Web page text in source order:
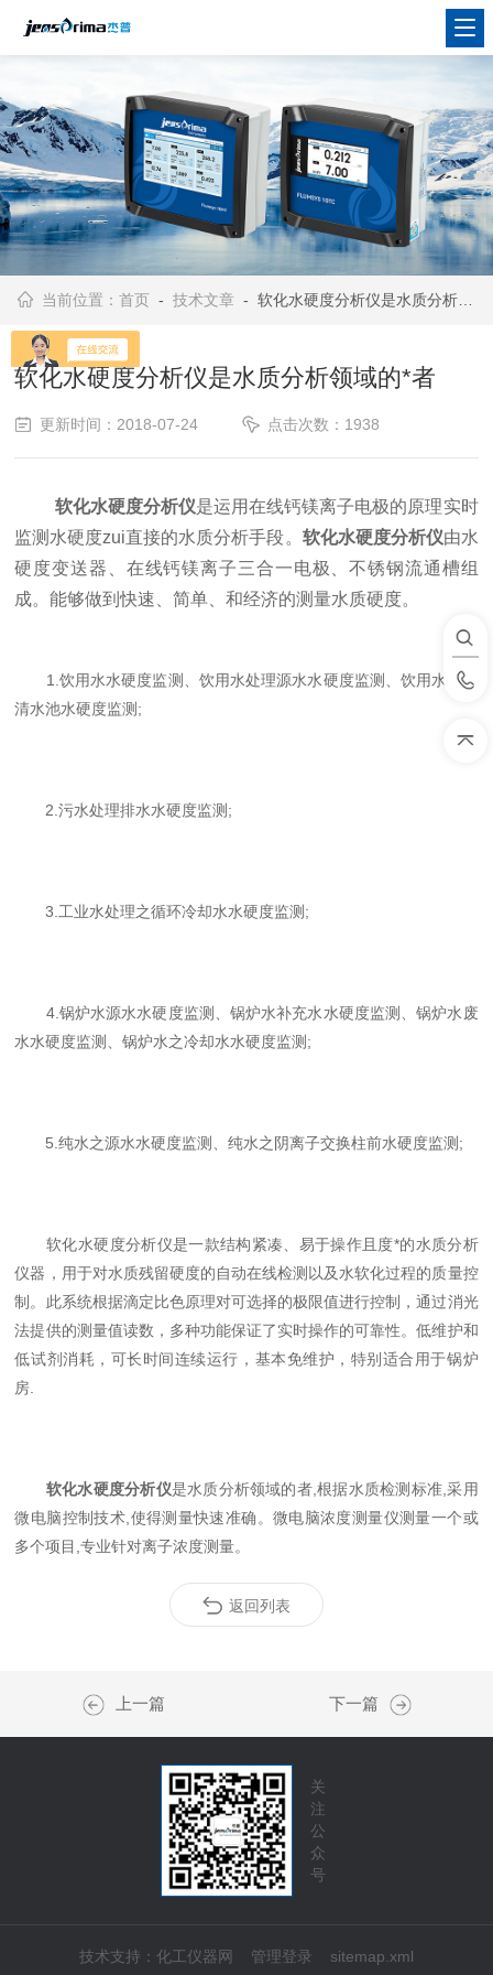
当前位置：首页 -技术文章 - 软化水硬度分析仪是水质分析领域的*者
软化水硬度分析仪是水质分析领域的*者
更新时间：2018-07-24 点击次数：1938
软化水硬度分析仪是运用在线钙镁离子电极的原理实时
监测水硬度zui直接的水质分析手段。 软化水硬度分析仪由水
硬度变送器、在线钙镁离子三合一电极、不锈钢流通槽组
成。能够做到快速、简单、和经济的测量水质硬度。
1.饮用水水硬度监测、饮用水处理源水水硬度监测、饮用水处理
清水池水硬度监测;
2.污水处理排水水硬度监测;
3.工业水处理之循环冷却水水硬度监测;
4.锅炉水源水水硬度监测、锅炉水补充水水硬度监测、锅炉水废
水水硬度监测、锅炉水之冷却水水硬度监测;
5.纯水之源水水硬度监测、纯水之阴离子交换柱前水硬度监测;
软化水硬度分析仪是一款结构紧凑、易于操作且度*的水质分析
仪器，用于对水质残留硬度的自动在线检测以及水软化过程的质量控
制。此系统根据滴定比色原理对可选择的极限值进行控制，通过消光
法提供的测量值读数，多种功能保证了实时操作的可靠性。低维护和
低试剂消耗，可长时间连续运行，基本免维护，特别适合用于锅炉
房.
软化水硬度分析仪是水质分析领域的者,根据水质检测标准,采用
微电脑控制技术,使得测量快速准确。微电脑浓度测量仪测量一个或
多个项目,专业针对离子浓度测量。
返回列表
上一篇 下一篇
关
注
公
众
号
技术支持： 化工仪器网 管理登录 sitemap.xml